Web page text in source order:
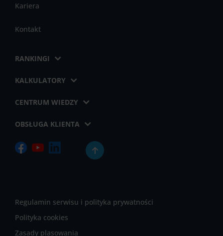
Kariera
Kontakt
RANKINGI
KALKULATORY
CENTRUM WIEDZY
OBSŁUGA KLIENTA
Regulamin serwisu i polityka prywatności
Polityka cookies
Zasady plasowania